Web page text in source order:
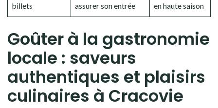
billets
assurer son entrée
en haute saison
Goûter à la gastronomie
locale : saveurs
authentiques et plaisirs
culinaires à Cracovie